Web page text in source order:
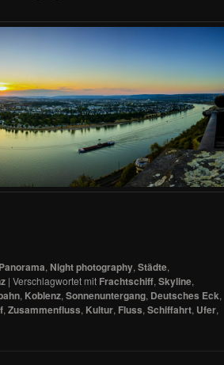
, Night photography, Städte,
| Verschlagwortet mit Frachtschiff, Skyline,
, Koblenz, Sonnenuntergang, Deutsches Eck,
, Zusammenfluss, Kultur, Fluss, Schiffahrt, Ufer,